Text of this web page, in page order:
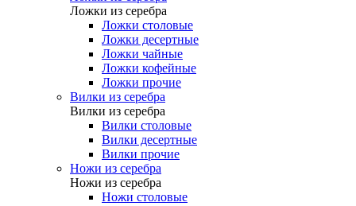
Ложки из серебра
Ложки столовые
Ложки десертные
Ложки чайные
Ложки кофейные
Ложки прочие
Вилки из серебра
Вилки из серебра
Вилки столовые
Вилки десертные
Вилки прочие
Ножи из серебра
Ножи из серебра
Ножи столовые